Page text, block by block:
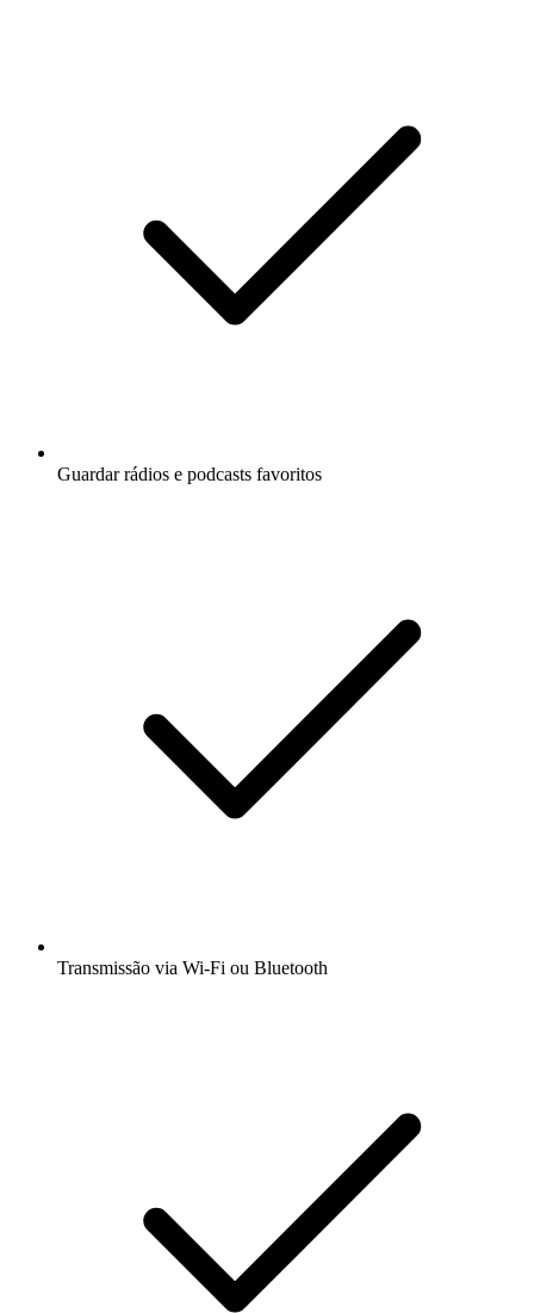
Guardar rádios e podcasts favoritos
Transmissão via Wi-Fi ou Bluetooth